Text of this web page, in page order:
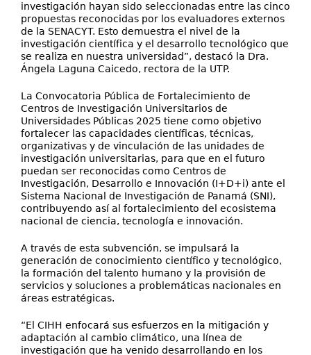
investigación hayan sido seleccionadas entre las cinco
propuestas reconocidas por los evaluadores externos
de la SENACYT. Esto demuestra el nivel de la
investigación científica y el desarrollo tecnológico que
se realiza en nuestra universidad”, destacó la Dra.
Ángela Laguna Caicedo, rectora de la UTP.
La Convocatoria Pública de Fortalecimiento de
Centros de Investigación Universitarios de
Universidades Públicas 2025 tiene como objetivo
fortalecer las capacidades científicas, técnicas,
organizativas y de vinculación de las unidades de
investigación universitarias, para que en el futuro
puedan ser reconocidas como Centros de
Investigación, Desarrollo e Innovación (I+D+i) ante el
Sistema Nacional de Investigación de Panamá (SNI),
contribuyendo así al fortalecimiento del ecosistema
nacional de ciencia, tecnología e innovación.
A través de esta subvención, se impulsará la
generación de conocimiento científico y tecnológico,
la formación del talento humano y la provisión de
servicios y soluciones a problemáticas nacionales en
áreas estratégicas.
“El CIHH enfocará sus esfuerzos en la mitigación y
adaptación al cambio climático, una línea de
investigación que ha venido desarrollando en los